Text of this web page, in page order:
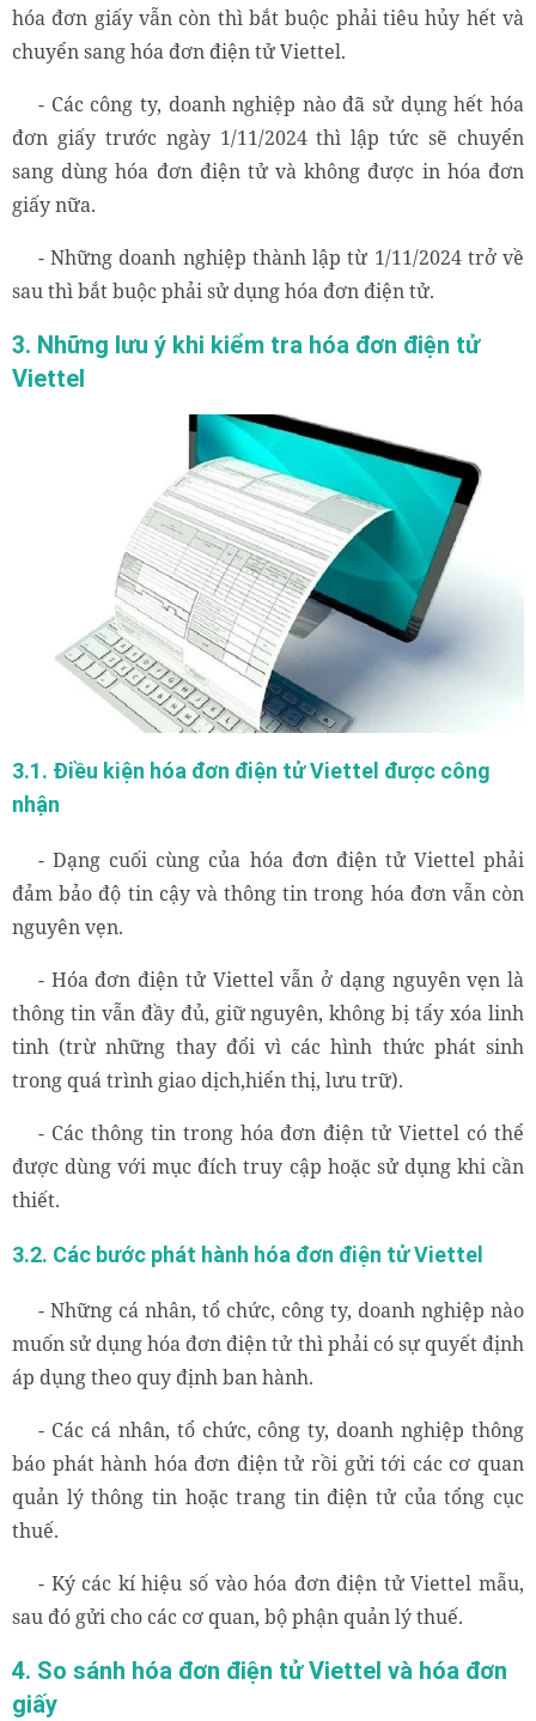
hóa đơn giấy vẫn còn thì bắt buộc phải tiêu hủy hết và
chuyển sang hóa đơn điện tử Viettel.
- Các công ty, doanh nghiệp nào đã sử dụng hết hóa
đơn giấy trước ngày 1/11/2024 thì lập tức sẽ chuyển
sang dùng hóa đơn điện tử và không được in hóa đơn
giấy nữa.
- Những doanh nghiệp thành lập từ 1/11/2024 trở về
sau thì bắt buộc phải sử dụng hóa đơn điện tử.
3. Những lưu ý khi kiểm tra hóa đơn điện tử
Viettel
Lưu ý khi kiểm tra hóa đơn điện tử Viettel
3.1. Điều kiện hóa đơn điện tử Viettel được công
nhận
- Dạng cuối cùng của hóa đơn điện tử Viettel phải
đảm bảo độ tin cậy và thông tin trong hóa đơn vẫn còn
nguyên vẹn.
- Hóa đơn điện tử Viettel vẫn ở dạng nguyên vẹn là
thông tin vẫn đầy đủ, giữ nguyên, không bị tẩy xóa linh
tinh (trừ những thay đổi vì các hình thức phát sinh
trong quá trình giao dịch,hiển thị, lưu trữ).
- Các thông tin trong hóa đơn điện tử Viettel có thể
được dùng với mục đích truy cập hoặc sử dụng khi cần
thiết.
3.2. Các bước phát hành hóa đơn điện tử Viettel
- Những cá nhân, tổ chức, công ty, doanh nghiệp nào
muốn sử dụng hóa đơn điện tử thì phải có sự quyết định
áp dụng theo quy định ban hành.
- Các cá nhân, tổ chức, công ty, doanh nghiệp thông
báo phát hành hóa đơn điện tử rồi gửi tới các cơ quan
quản lý thông tin hoặc trang tin điện tử của tổng cục
thuế.
- Ký các kí hiệu số vào hóa đơn điện tử Viettel mẫu,
sau đó gửi cho các cơ quan, bộ phận quản lý thuế.
4. So sánh hóa đơn điện tử Viettel và hóa đơn
giấy